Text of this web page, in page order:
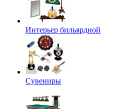
Интерьер бильярдной
Сувениры